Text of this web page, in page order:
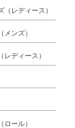
（レディース）
メンズ）
レディース）
ロール）